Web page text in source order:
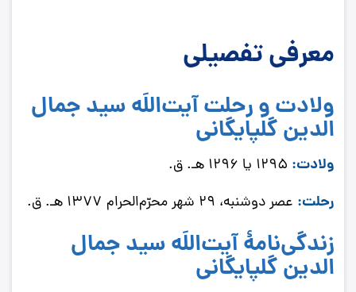
معرفی تفصیلی
ولادت و رحلت آیت‌اللَه سید جمال‌
الدین گلپایگانی
ولادت:
رحلت: عصر دوشنبه، 29 شهر محرّم‌الحرام 1377 هـ. ق.
زندگی‌نامۀآیت‌اللَه سید جمال‌
الدین گلپایگانی